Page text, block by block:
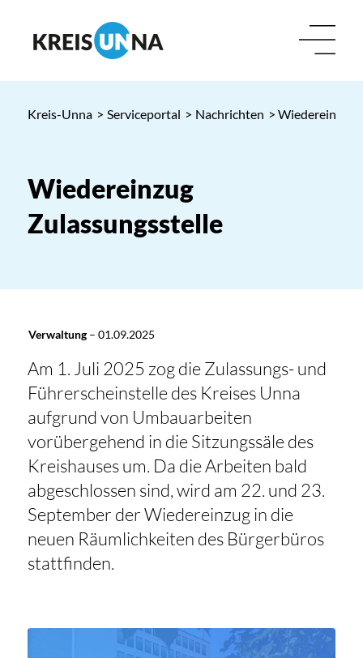
Kreis-Unna > Serviceportal > Nachrichten > Wiedereinzug
Wiedereinzug
Zulassungsstelle
Verwaltung– 01.09.2025
Am 1. Juli 2025 zog die Zulassungs- und
Führerscheinstelle des Kreises Unna
aufgrund von Umbauarbeiten
vorübergehend in die Sitzungssäle des
Kreishauses um. Da die Arbeiten bald
abgeschlossen sind, wird am 22. und 23.
September der Wiedereinzug in die
neuen Räumlichkeiten des Bürgerbüros
stattfinden.